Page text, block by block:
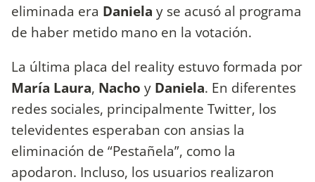
eliminada era Daniela y se acusó al programa
de haber metido mano en la votación.
La última placa del reality estuvo formada por
María Laura, Nacho y Daniela. En diferentes
redes sociales, principalmente Twitter, los
televidentes esperaban con ansias la
eliminación de “Pestañela”, como la
apodaron. Incluso, los usuarios realizaron